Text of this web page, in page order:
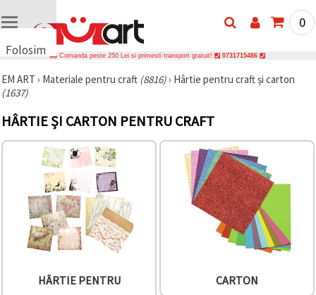
Folosim
uri
🍪 Folosim
cookie-uri
și
similare
funcționarea
site-ului,
pentru a vă
îmbunătăți
experiența
0
Comanda peste 250 Lei si primesti transport gratuit! 0731715486
EM ART › Materiale pentru craft (8816)› Hârtie pentru craft și carton
(1637)
HÂRTIE ȘI CARTON PENTRU CRAFT
HÂRTIE PENTRU
CARTON